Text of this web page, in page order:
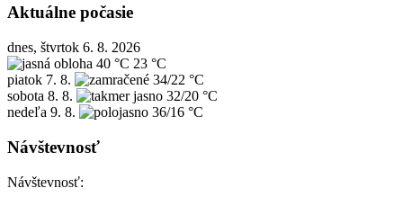
Aktuálne počasie
dnes, štvrtok 6. 8. 2026
40 °C 23 °C
piatok 7. 8.
34/22 °C
sobota 8. 8.
32/20 °C
nedeľa 9. 8. 36/16 °C
Návštevnosť
Návštevnosť: